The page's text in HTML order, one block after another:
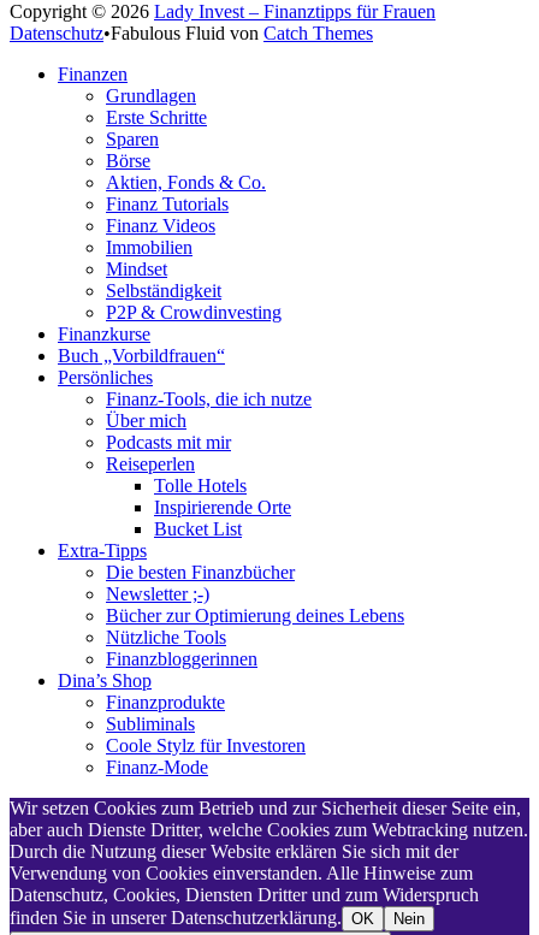
Copyright © 2026 Lady Invest – Finanztipps für Frauen
Datenschutz•Fabulous Fluid von Catch Themes
oben
Finanzen
Grundlagen
Erste Schritte
Sparen
Börse
Aktien, Fonds & Co.
Finanz Tutorials
Finanz Videos
Immobilien
Mindset
Selbständigkeit
P2P & Crowdinvesting
Finanzkurse
Buch „Vorbildfrauen“
Persönliches
Finanz-Tools, die ich nutze
Über mich
Podcasts mit mir
Reiseperlen
Tolle Hotels
Inspirierende Orte
Bucket List
Extra-Tipps
Die besten Finanzbücher
Newsletter ;-)
Bücher zur Optimierung deines Lebens
Nützliche Tools
Finanzbloggerinnen
Dina’s Shop
Finanzprodukte
Subliminals
Coole Stylz für Investoren
Finanz-Mode
Wir setzen Cookies zum Betrieb und zur Sicherheit dieser Seite ein,
aber auch Dienste Dritter, welche Cookies zum Webtracking nutzen.
Durch die Nutzung dieser Website erklären Sie sich mit der
Verwendung von Cookies einverstanden. Alle Hinweise zum
Datenschutz, Cookies, Diensten Dritter und zum Widerspruch
finden Sie in unserer Datenschutzerklärung. OK Nein